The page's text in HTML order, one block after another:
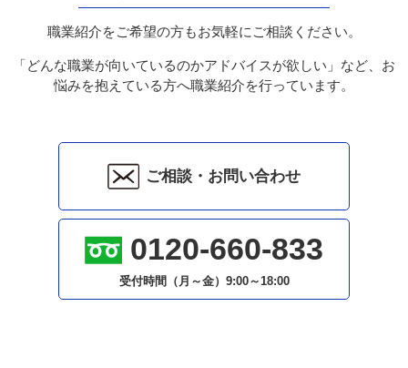
職業紹介をご希望の方もお気軽にご相談ください。
「どんな職業が向いているのかアドバイスが欲しい」など、お
悩みを抱えている方へ職業紹介を行っています。
ご相談・お問い合わせ
0120-660-833
受付時間（月～金） 9:00～18:00